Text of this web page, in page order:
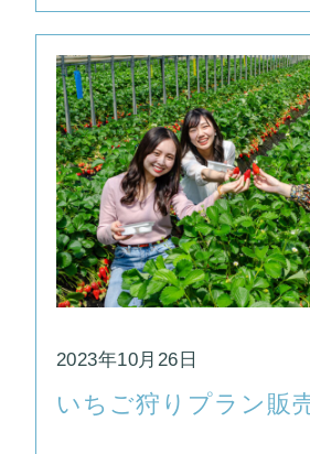
2023年10月26日
いちご狩りプラン販